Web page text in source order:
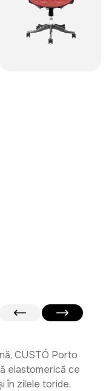
CUSTÓ Porto
elastomerică ce
în zilele toride.